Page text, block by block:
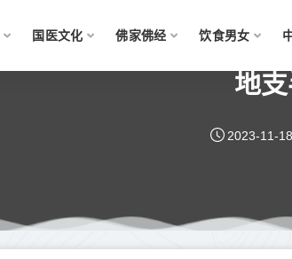
国医文化 佛家佛经 饮食男女
地
2023-11-